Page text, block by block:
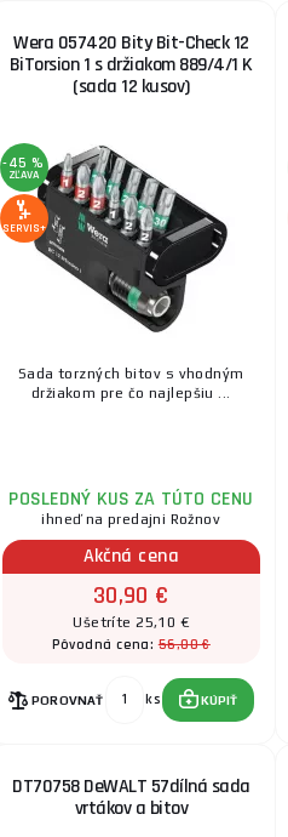
Wera 057420 Bity Bit-Check 12
BiTorsion 1 s držiakom 889/4/1 K
(sada 12 kusov)
-45 %
ZĽAVA
SERVIS+
Sada torzných bitov s vhodným
držiakom pre čo najlepšiu ...
POSLEDNÝ KUS ZA TÚTO CENU
ihneď na predajni Rožnov
Akčná cena
30,90 €
Ušetríte 25,10 €
Pôvodná cena:56,00 €
POROVNAŤ ks KÚPIŤ
DT70758 DeWALT 57dílná sada
vrtákov a bitov